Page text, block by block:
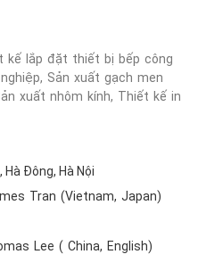
kế lắp đặt thiết bị bếp công
Sản xuất gạch men
xuất nhôm kính, Thiết kế in
Đông, Hà Nội
Tran (Vietnam, Japan)
Lee ( China, English)